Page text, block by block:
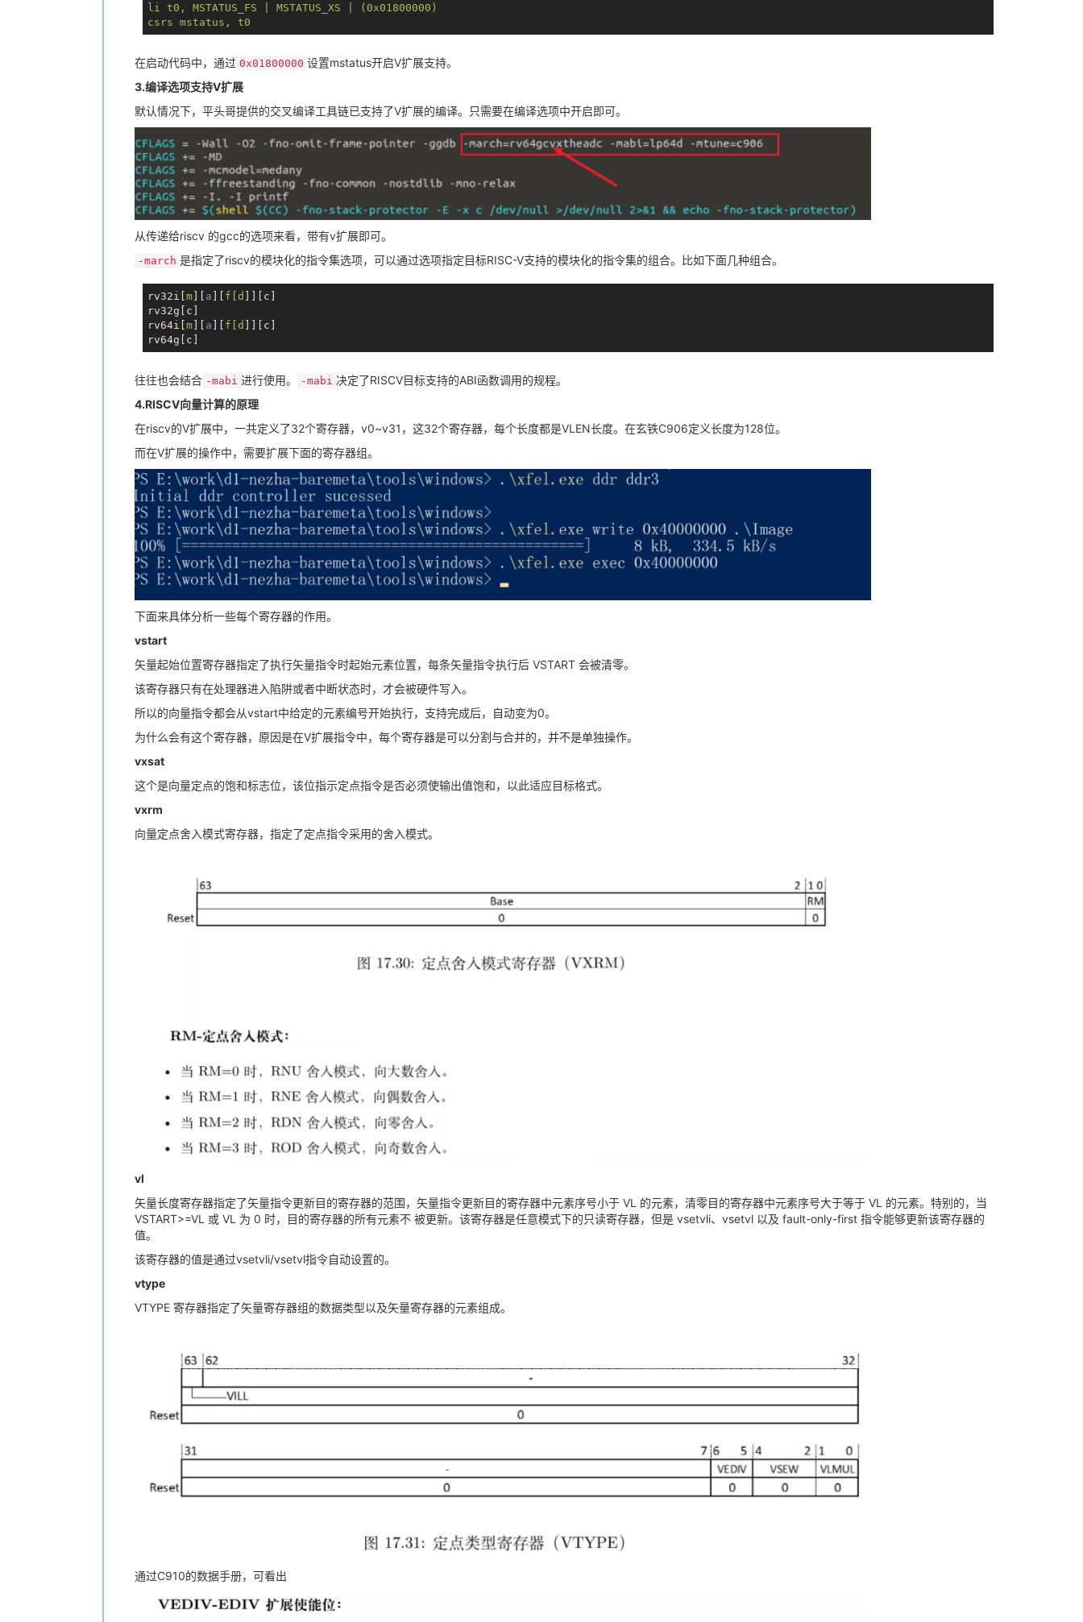
li t0, MSTATUS_FS | MSTATUS_XS | (0x01800000)
在启动代码中，通过 0x01800000 设置mstatus开启V扩展支持。
3.编译选项支持V扩展
默认情况下，平头哥提供的交叉编译工具链已支持了V扩展的编译。只需要在编译选项中开启即可。
从传递给riscv 的gcc的选项来看，带有v扩展即可。
-march 是指定了riscv的模块化的指令集选项，可以通过选项指定目标RISC-V支持的模块化的指令集的组合。比如下面几种组合。
rv32i[m][ a ][ f[d ]][c]
rv32g[c]
rv64i[m][ a ][ f[d ]][c]
往往也会结合 -mabi 进行使用。 -mabi 决定了RISCV目标支持的ABI函数调用的规程。
4.RISCV向量计算的原理
在riscv的V扩展中，一共定义了32个寄存器，v0~v31，这32个寄存器，每个长度都是VLEN长度。在玄铁C906定义长度为128位。
而在V扩展的操作中，需要扩展下面的寄存器组。
下面来具体分析一些每个寄存器的作用。
vstart
矢量起始位置寄存器指定了执行矢量指令时起始元素位置，每条矢量指令执行后 VSTART 会被清零。
该寄存器只有在处理器进入陷阱或者中断状态时，才会被硬件写入。
所以的向量指令都会从vstart中给定的元素编号开始执行，支持完成后，自动变为0。
为什么会有这个寄存器，原因是在V扩展指令中，每个寄存器是可以分割与合并的，并不是单独操作。
vxsat
这个是向量定点的饱和标志位，该位指示定点指令是否必须使输出值饱和，以此适应目标格式。
vxrm
向量定点舍入模式寄存器，指定了定点指令采用的舍入模式。
vl
矢量长度寄存器指定了矢量指令更新目的寄存器的范围，矢量指令更新目的寄存器中元素序号小于 VL 的元素，清零目的寄存器中元素序号大于等于 VL 的元素。特别的，当
VSTART>=VL 或 VL 为 0 时，目的寄存器的所有元素不 被更新。该寄存器是任意模式下的只读寄存器，但是 vsetvli、vsetvl 以及 fault-only-first 指令能够更新该寄存器的
值。
该寄存器的值是通过vsetvli/vsetvl指令自动设置的。
vtype
VTYPE 寄存器指定了矢量寄存器组的数据类型以及矢量寄存器的元素组成。
通过C910的数据手册，可看出